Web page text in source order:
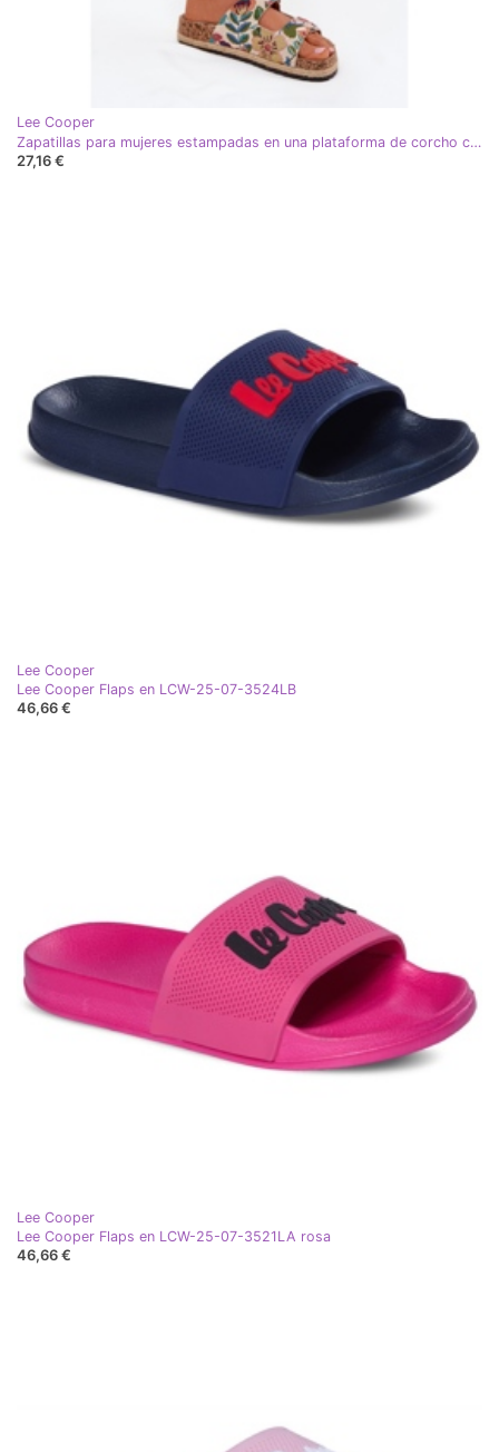
Lee Cooper
Zapatillas para mujeres estampadas en una plataforma de corcho con Lee Cooper LCW-25-35-3480L multicolor.
27,16 €
Lee Cooper
Lee Cooper Flaps en LCW-25-07-3524LB
46,66 €
Lee Cooper
Lee Cooper Flaps en LCW-25-07-3521LA rosa
46,66 €